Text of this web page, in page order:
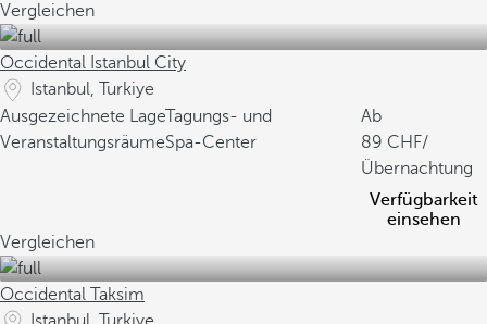
Vergleichen
Occidental Istanbul City
Istanbul, Turkiye
Ausgezeichnete LageTagungs- und
VeranstaltungsräumeSpa-Center
Ab
89
/
Übernachtung
Verfügbarkeit
einsehen
Vergleichen
Occidental Taksim